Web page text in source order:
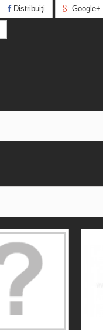
Distribuiţi Google+